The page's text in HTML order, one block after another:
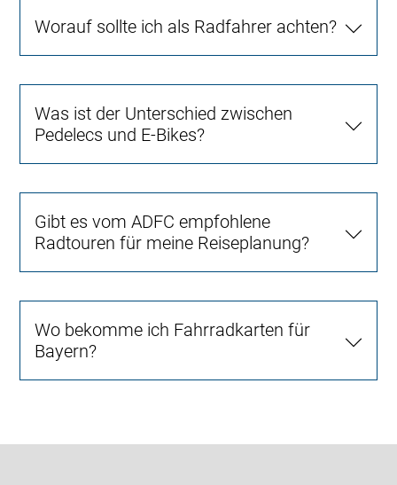
Worauf sollte ich als Radfahrer achten?
Was ist der Unterschied zwischen
Pedelecs und E-Bikes?
Gibt es vom ADFC empfohlene
Radtouren für meine Reiseplanung?
Wo bekomme ich Fahrradkarten für
Bayern?